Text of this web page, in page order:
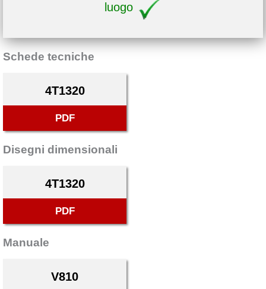
luogo
Schede tecniche
4T1320
PDF
Disegni dimensionali
4T1320
PDF
Manuale
V810